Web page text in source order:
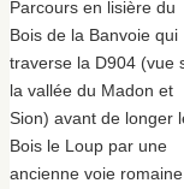
Parcours en lisière du
Bois de la Banvoie qui
traverse la D904 (vue
la vallée du Madon et
Sion) avant de longer
Bois le Loup par une
ancienne voie